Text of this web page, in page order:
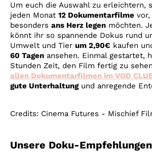
Um euch die Auswahl zu erleichtern,
jeden Monat 12 Dokumentarfilme
besonders ans Herz legen möchten.
könnt ihr so spannende Dokus rund
Umwelt und Tier um 2,90€ kaufen
60 Tagen ansehen. Einmal gestartet,
Stunden Zeit, den Film fertig zu
allen Dokumentarfilmen im VOD
gute Unterhaltungund anregende
Credits: Cinema Futures - Mischief
Unsere Doku-